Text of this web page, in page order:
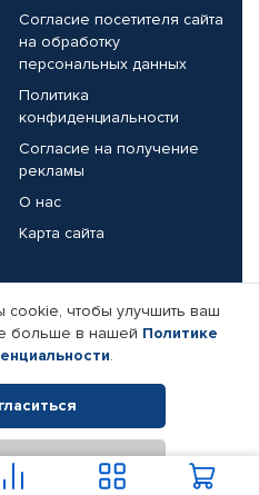
Согласие посетителя сайта
на обработку
персональных данных
Политика
конфиденциальности
Согласие на получение
рекламы
О нас
Карта сайта
Реквизиты компании
Все права защищены.
товаров Автопрофи.
чтобы улучшить ваш
больше в нашей Политике
.
В корзину